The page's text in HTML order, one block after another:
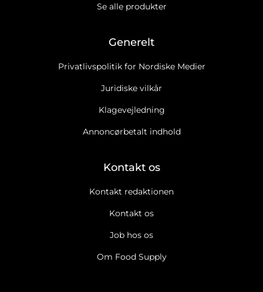
Se alle produkter
Generelt
Privatlivspolitik for Nordiske Medier
Juridiske vilkår
Klagevejledning
Annoncørbetalt indhold
Kontakt os
Kontakt redaktionen
Kontakt os
Job hos os
Om Food Supply